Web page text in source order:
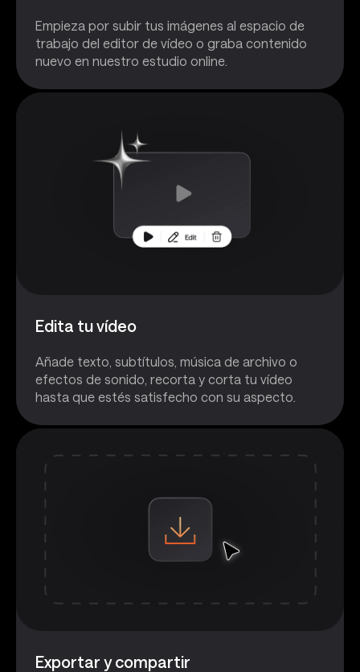
Empieza por subir tus imágenes al espacio de
trabajo del editor de vídeo o graba contenido
nuevo en nuestro estudio online.
Edita tu vídeo
Añade texto, subtítulos, música de archivo o
efectos de sonido, recorta y corta tu vídeo
hasta que estés satisfecho con su aspecto.
Exportar y compartir